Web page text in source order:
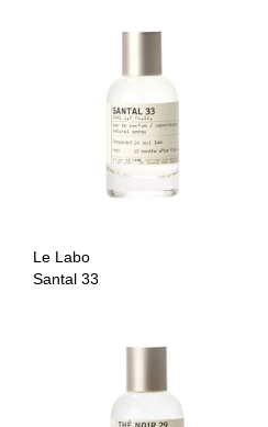
Le Labo
Santal 33